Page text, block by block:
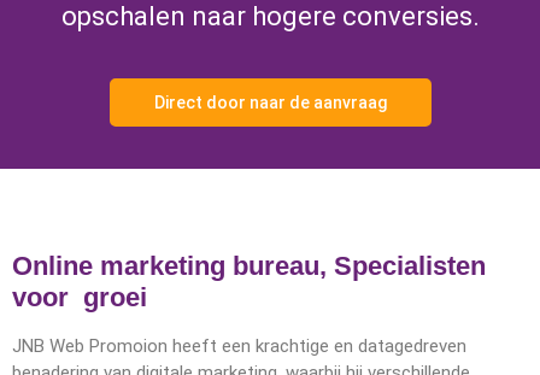
opschalen naar hogere conversies.
Direct door naar de aanvraag
Online marketing bureau, Specialisten
voor groei
JNB Web Promoion heeft een krachtige en datagedreven